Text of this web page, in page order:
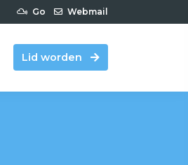
Go Webmail
Lid worden